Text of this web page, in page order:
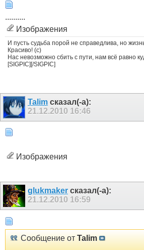
..........
Изображения
И пусть судьба порой не справедлива, но
Красиво! (с)
Нас невозможно сбить с пути, нам всё равно
[SIGPIC][/SIGPIC]
Talim сказал(-а):
21.12.2010 16:46
Изображения
glukmaker сказал(-а):
21.12.2010 16:59
Сообщение от Talim